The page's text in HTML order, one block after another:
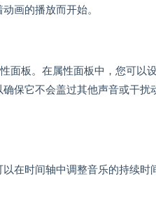
画的播放而开始。
面板。在属性面板中，您可
保它不会盖过其他声音或干
在时间轴中调整音乐的持续